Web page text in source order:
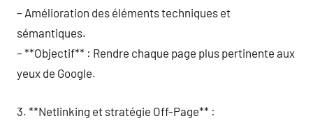
– Amélioration des éléments techniques et
sémantiques.
– **Objectif** : Rendre chaque page plus pertinente aux
yeux de Google.
3. **Netlinking et stratégie Off-Page** :